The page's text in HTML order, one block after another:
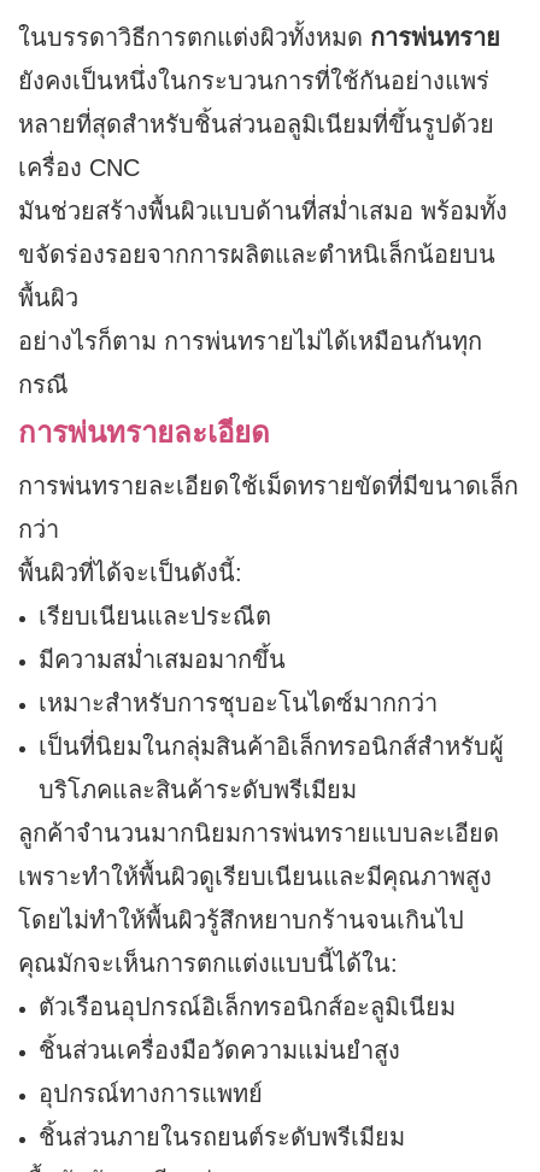
ในบรรดาวิธีการตกแต่งผิวทั้งหมด การพ่นทราย
ยังคงเป็นหนึ่งในกระบวนการที่ใช้กันอย่างแพร่
หลายที่สุดสำหรับชิ้นส่วนอลูมิเนียมที่ขึ้นรูปด้วย
เครื่อง CNC
มันช่วยสร้างพื้นผิวแบบด้านที่สม่ำเสมอ พร้อมทั้ง
ขจัดร่องรอยจากการผลิตและตำหนิเล็กน้อยบน
พื้นผิว
อย่างไรก็ตาม การพ่นทรายไม่ได้เหมือนกันทุก
กรณี
การพ่นทรายละเอียด
การพ่นทรายละเอียดใช้เม็ดทรายขัดที่มีขนาดเล็ก
กว่า
พื้นผิวที่ได้จะเป็นดังนี้:
เรียบเนียนและประณีต
มีความสม่ำเสมอมากขึ้น
เหมาะสำหรับการชุบอะโนไดซ์มากกว่า
เป็นที่นิยมในกลุ่มสินค้าอิเล็กทรอนิกส์สำหรับผู้
บริโภคและสินค้าระดับพรีเมียม
ลูกค้าจำนวนมากนิยมการพ่นทรายแบบละเอียด
เพราะทำให้พื้นผิวดูเรียบเนียนและมีคุณภาพสูง
โดยไม่ทำให้พื้นผิวรู้สึกหยาบกร้านจนเกินไป
คุณมักจะเห็นการตกแต่งแบบนี้ได้ใน:
ตัวเรือนอุปกรณ์อิเล็กทรอนิกส์อะลูมิเนียม
ชิ้นส่วนเครื่องมือวัดความแม่นยำสูง
อุปกรณ์ทางการแพทย์
ชิ้นส่วนภายในรถยนต์ระดับพรีเมียม